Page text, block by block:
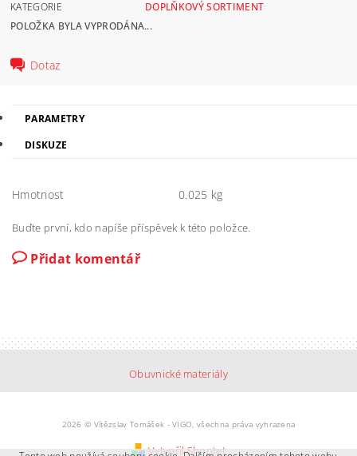
KATEGORIE
DOPLŇKOVÝ SORTIMENT
POLOŽKA BYLA VYPRODÁNA...
Dotaz
PARAMETRY
DISKUZE
Hmotnost 0.025 kg
Buďte první, kdo napíše příspěvek k této položce.
Přidat komentář
Obuvnické materiály
2026 © Vítězslav Tomášek - VIGO, všechna práva vyhrazena
Vytvořil Shoptet